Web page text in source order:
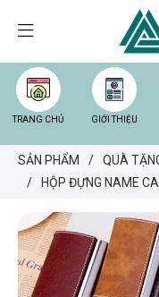
TRANG CHỦ GIỚI THIỆU
SẢN PHẨM / QUÀ
/
HỘP ĐỰNG NAME